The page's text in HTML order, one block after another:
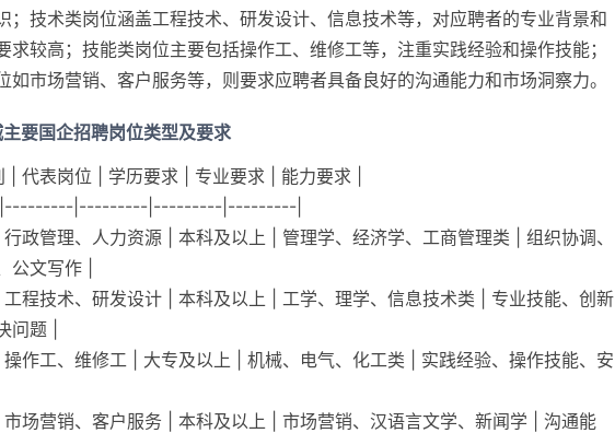
；技术类岗位涵盖工程技术、研发设计、信息技术等，对应聘者的专业背景和
求较高；技能类岗位主要包括操作工、维修工等，注重实践经验和操作技能；
如市场营销、客户服务等，则要求应聘者具备良好的沟通能力和市场洞察力。
要国企招聘岗位类型及要求
| 代表岗位 | 学历要求 | 专业要求 | 能力要求 |
|---------|---------|---------|
行政管理、人力资源 | 本科及以上 | 管理学、经济学、工商管理类 | 组织协调、
公文写作 |
工程技术、研发设计 | 本科及以上 | 工学、理学、信息技术类 | 专业技能、创新
问题 |
操作工、维修工 | 大专及以上 | 机械、电气、化工类 | 实践经验、操作技能、安
市场营销、客户服务 | 本科及以上 | 市场营销、汉语言文学、新闻学 | 沟通能